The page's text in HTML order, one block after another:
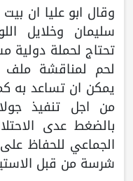
وقال ابو عليا ان
سليمان وخلايل
تحتاج لحملة دولية
لحم لمناقشة ملف
يمكن ان تساعد به
من اجل تنفيذ
بالضغط عدى
الجماعي للحفاظ
شرسة من قبل